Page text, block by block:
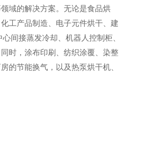
域的解决方案。无论是食品烘
工产品制造、电子元件烘干、建
间接蒸发冷却、机器人控制柜、
时，涂布印刷、纺织涂覆、染整
的节能换气，以及热泵烘干机、